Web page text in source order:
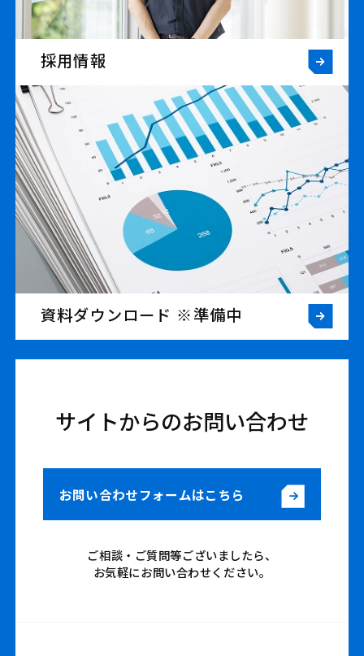
採用情報
資料ダウンロード ※準備中
サイトからのお問い合わせ
お問い合わせフォームはこちら
ご相談・ご質問等ございましたら、
お気軽にお問い合わせください。